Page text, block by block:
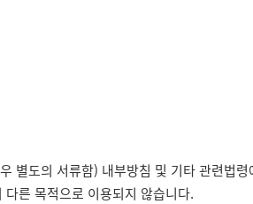
별도의 서류함) 내부방침 및 기타 관련법
른 목적으로 이용되지 않습니다.